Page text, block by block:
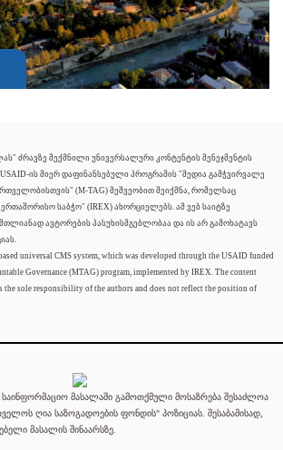
ძრავზე შექმნილი უნივერსალური კონტენტის მენეჯმენტის
USAID-ის მიერ დაფინანსებული პროგრამის "მედია გამჭვირვალე
(M-TAG) მეშვეობით შეიქმნა, რომელსაც
საბჭო" (IREX) ახორციელებს. ამ ვებ საიტზე
ავტორების პასუხისმგებლობაა და ის არ გამოხატავს
universal CMS system, which was developed through the USAID funded
Governance (MTAG) program, implemented by IREX. The content
sole responsibility of the authors and does not reflect the position of
მასალაში გამოთქმული მოსაზრება შესაძლოა
ღია საზოგადოების ფონდის" პოზიციას. შესაბამისად,
მასალის შინაარსზე.